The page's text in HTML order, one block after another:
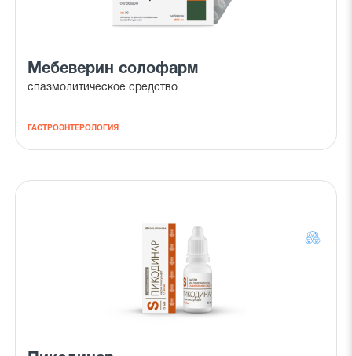
Мебеверин солофарм
спазмолитическое средство
ГАСТРОЭНТЕРОЛОГИЯ